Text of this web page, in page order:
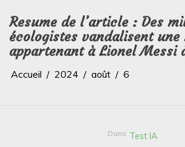
Resume de l’article : Des
écologistes vandalisent une
appartenant à Lionel Messi
Accueil 2024 août 6
Dans Test IA